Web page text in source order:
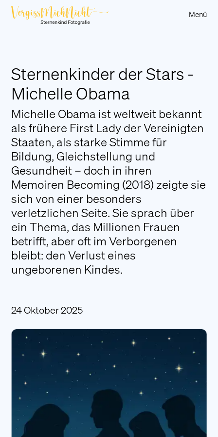
Menü
Über uns
Sternenkinder
Sternenkind-Eltern
Berichte
Kunstauktion
Partner und Sponsoren
Sternenbänkle Vorarlberg
Hilfsangebote
An Stern für a Sternle
Trauerwanderung
Literatur
Presseberichte
FAQ
Wir stehen Ihnen gerne bei Fragen oder
Wünschen persönlich zur Verfügung.
Kontaktieren Sie uns
Alarmierung
Unsere Fotograf:innen stehen auf Wunsch
von Sternenkind-Eltern in allen Vorarlberger
Krankenhäusern zur Verfügung. Betroffene
Sternenkinder der Stars -
Michelle Obama
Michelle Obama ist weltweit bekannt
als frühere First Lady der Vereinigten
Staaten, als starke Stimme für
Bildung, Gleichstellung und
Gesundheit – doch in ihren
Memoiren Becoming (2018) zeigte sie
sich von einer besonders
verletzlichen Seite. Sie sprach über
ein Thema, das Millionen Frauen
betrifft, aber oft im Verborgenen
bleibt: den Verlust eines
ungeborenen Kindes.
24 Oktober 2025